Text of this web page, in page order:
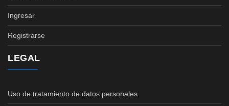
Ingresar
Registrarse
LEGAL
Uso de tratamiento de datos personales